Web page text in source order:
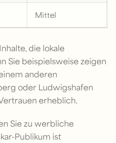
Mittel
die lokale
Sie beispielsweise zeigen
anderen
oder Ludwigshafen
erheblich.
Sie zu werbliche
Publikum ist